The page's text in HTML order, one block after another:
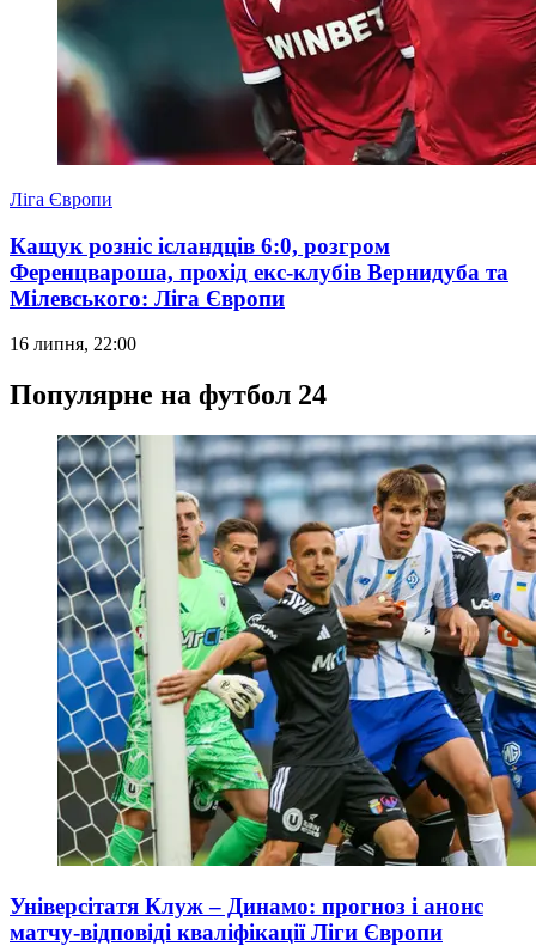
Ліга Європи
Кащук розніс ісландців 6:0, розгром
Ференцвароша, прохід екс-клубів Вернидуба та
Мілевського: Ліга Європи
16 липня, 22:00
Популярне на футбол 24
Універсітатя Клуж – Динамо: прогноз і анонс
матчу-відповіді кваліфікації Ліги Європи